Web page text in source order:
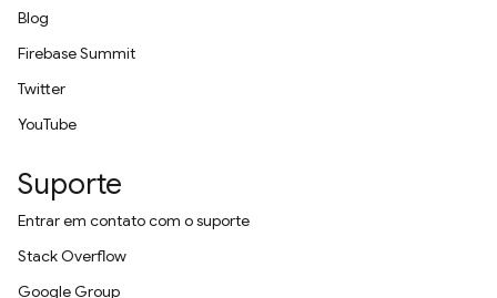
Blog
Firebase Summit
Twitter
YouTube
Suporte
Entrar em contato com o suporte
Stack Overflow
Google Group